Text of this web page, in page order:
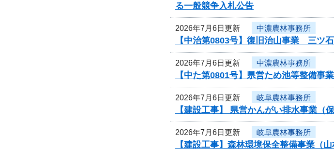
る一般競争入札公告
2026年7月6日更新 中濃農林事務所
【中治第0803号】復旧治山事業 三
2026年7月6日更新 中濃農林事務所
【中た第0801号】県営ため池等整備
2026年7月6日更新 岐阜農林事務所
【建設工事】 県営かんがい排水事業
2026年7月6日更新 岐阜農林事務所
【建設工事】森林環境保全整備事業（